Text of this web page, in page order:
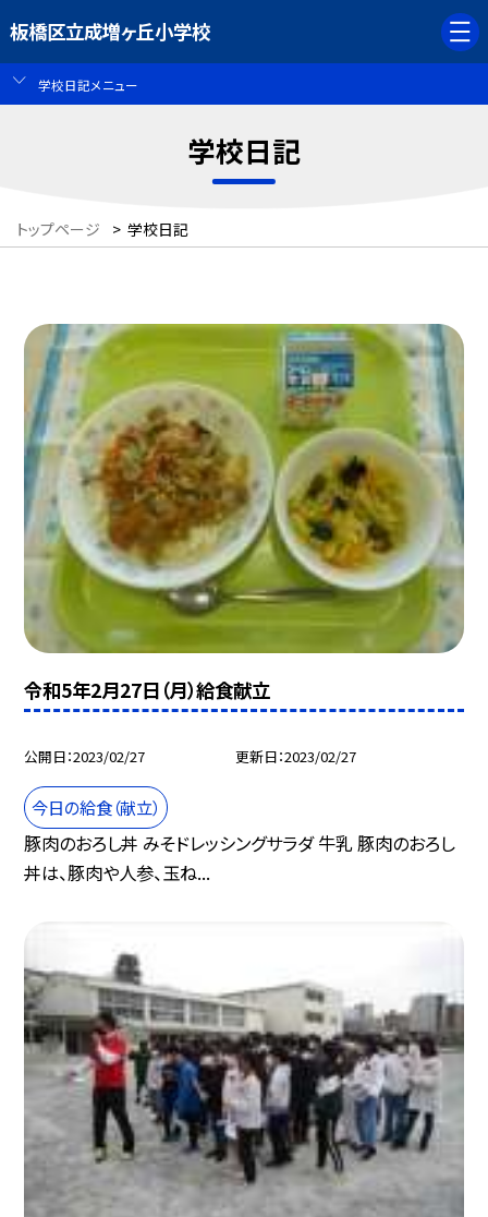
板橋区立成増ヶ丘小学校
学校日記メニュー
学校日記
トップページ > 学校日記
令和5年2月27日（月）給食献立
公開日 2023/02/27 更新日 2023/02/27
今日の給食（献立）
豚肉のおろし丼 みそドレッシングサラダ 牛乳 豚肉のおろし
丼は、豚肉や人参、玉ね...